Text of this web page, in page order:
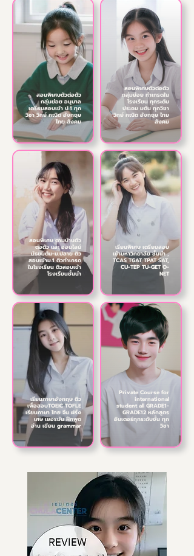
สอนพิเศษตัวต่อตัว
กลุ่มย่อย อนุบาล
เตรียมสอบเข้า ป.1 ทุก
วิชา วิทย์ คณิต อังกฤษ
ไทย สังคม
สอนพิเศษตัวต่อตัว
กลุ่มย่อย ทำเกรดใน
โรงเรียน ทุกระดับ
ประถม มต้น ทุกวิชา
วิทย์ คณิต อังกฤษ ไทย
สังคม
สอนพิเศษ ตามบ้านตัว
ต่อตัว และ ออนไลน์
มัธยมต้น-ม.ปลาย ติว
สอบเข้าม.1 ติวทำเกรด
ในโรงเรียน ติวสอบเข้า
โรงเรียนชั้นนำ
เรียนพิเศษ เตรียมสอบ
เข้ามหาวิทยาลัย ชั้นนำ ,
TCAS TGAT TPAT SAT,
CU-TEP TU-GET O-
NET
เรียนภาษาอังกฤษ ติว
เพื่อสอบTOEIC TOFLE
เรียนภาษา ไทย จีน ฝรั่ง
เศษ เยอรมัน ฝึกพูด
อ่าน เขียน grammar
Private Course for
international
student all GRADE1-
GRADE12 หลักสูตร
อินเตอร์ทุกระดับชั้น ทุก
วิชา